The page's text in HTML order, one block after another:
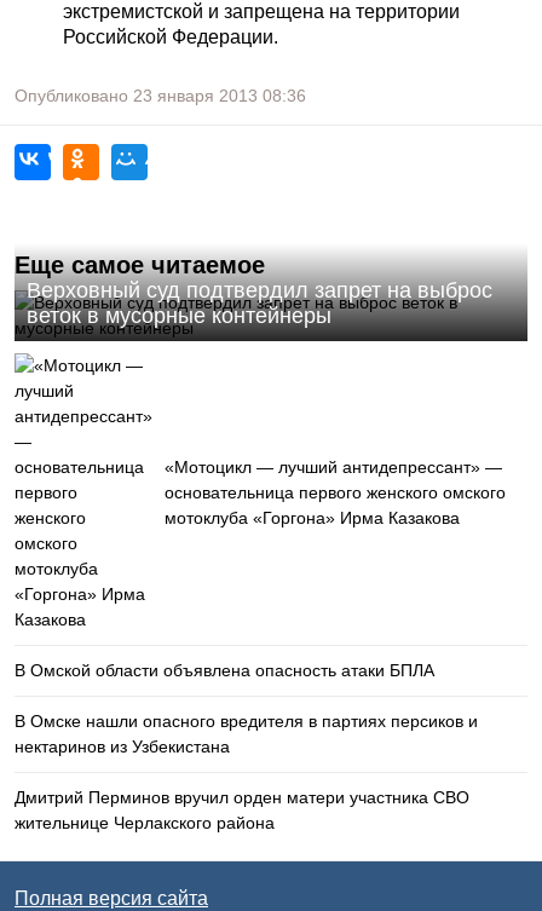
экстремистской и запрещена на территории
Российской Федерации.
Опубликовано 23 января 2013 08:36
Еще самое читаемое
Верховный суд подтвердил запрет на выброс
веток в мусорные контейнеры
«Мотоцикл — лучший антидепрессант» —
основательница первого женского омского
мотоклуба «Горгона» Ирма Казакова
В Омской области объявлена опасность атаки БПЛА
В Омске нашли опасного вредителя в партиях персиков и
нектаринов из Узбекистана
Дмитрий Перминов вручил орден матери участника СВО
жительнице Черлакского района
Полная версия сайта